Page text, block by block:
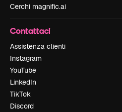
Cerchi magnific.ai
Contattaci
Assistenza clienti
Instagram
YouTube
LinkedIn
TikTok
Discord